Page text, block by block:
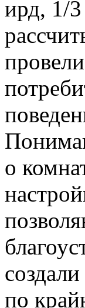
ирд, 1/
о
по